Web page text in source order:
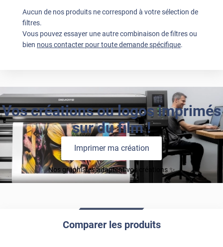
Aucun de nos produits ne correspond à votre sélection de
filtres.
Vous pouvez essayer une autre combinaison de filtres ou
bien nous contacter pour toute demande spécifique.
Vos créations ou logos imprimés
sur du film !
Imprimer ma création
Nos graphistes adaptent vos créations ✨
Comparer les produits